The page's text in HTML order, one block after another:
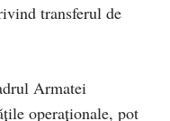
transferul de
Armatei
operaționale, pot